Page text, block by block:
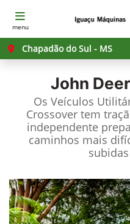
menu
Chapadão do Sul - MS
John
Os Veículos
Crossover tem
independente
caminhos mais